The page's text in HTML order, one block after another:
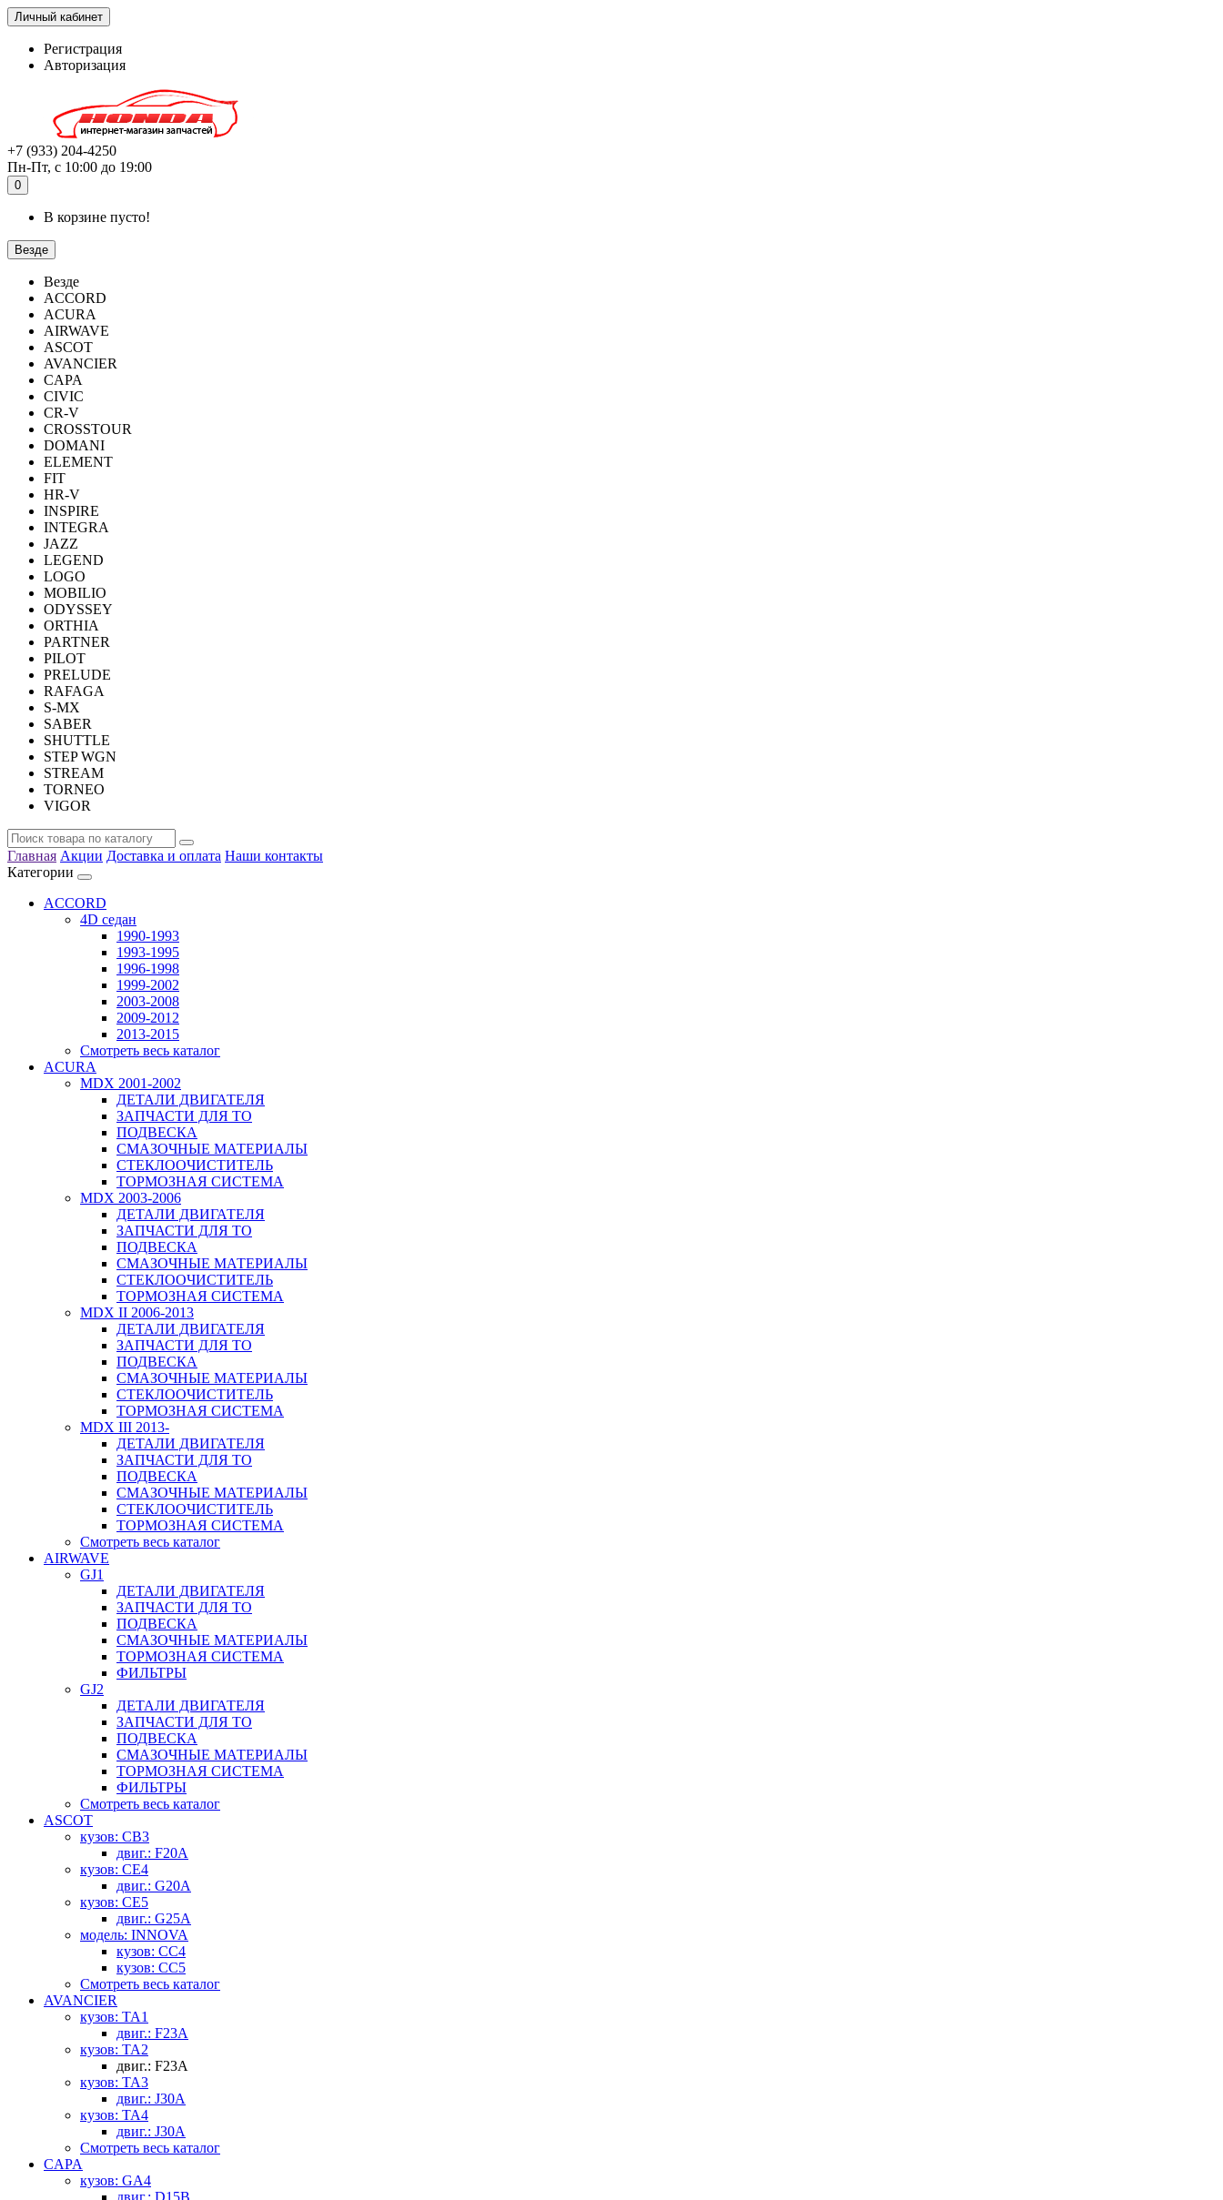
Личный кабинет
Регистрация
Авторизация
+7 (933) 204-4250
Пн-Пт, с 10:00 до 19:00
0
В корзине пусто!
Везде
Везде
ACCORD
ACURA
AIRWAVE
ASCOT
AVANCIER
CAPA
CIVIC
CR-V
CROSSTOUR
DOMANI
ELEMENT
FIT
HR-V
INSPIRE
INTEGRA
JAZZ
LEGEND
LOGO
MOBILIO
ODYSSEY
ORTHIA
PARTNER
PILOT
PRELUDE
RAFAGA
S-MX
SABER
SHUTTLE
STEP WGN
STREAM
TORNEO
VIGOR
Главная Акции Доставка и оплата Наши контакты
Категории
ACCORD
4D седан
1990-1993
1993-1995
1996-1998
1999-2002
2003-2008
2009-2012
2013-2015
Смотреть весь каталог
ACURA
MDX 2001-2002
ДЕТАЛИ ДВИГАТЕЛЯ
ЗАПЧАСТИ ДЛЯ ТО
ПОДВЕСКА
СМАЗОЧНЫЕ МАТЕРИАЛЫ
СТЕКЛООЧИСТИТЕЛЬ
ТОРМОЗНАЯ СИСТЕМА
MDX 2003-2006
ДЕТАЛИ ДВИГАТЕЛЯ
ЗАПЧАСТИ ДЛЯ ТО
ПОДВЕСКА
СМАЗОЧНЫЕ МАТЕРИАЛЫ
СТЕКЛООЧИСТИТЕЛЬ
ТОРМОЗНАЯ СИСТЕМА
MDX II 2006-2013
ДЕТАЛИ ДВИГАТЕЛЯ
ЗАПЧАСТИ ДЛЯ ТО
ПОДВЕСКА
СМАЗОЧНЫЕ МАТЕРИАЛЫ
СТЕКЛООЧИСТИТЕЛЬ
ТОРМОЗНАЯ СИСТЕМА
MDX III 2013-
ДЕТАЛИ ДВИГАТЕЛЯ
ЗАПЧАСТИ ДЛЯ ТО
ПОДВЕСКА
СМАЗОЧНЫЕ МАТЕРИАЛЫ
СТЕКЛООЧИСТИТЕЛЬ
ТОРМОЗНАЯ СИСТЕМА
Смотреть весь каталог
AIRWAVE
GJ1
ДЕТАЛИ ДВИГАТЕЛЯ
ЗАПЧАСТИ ДЛЯ ТО
ПОДВЕСКА
СМАЗОЧНЫЕ МАТЕРИАЛЫ
ТОРМОЗНАЯ СИСТЕМА
ФИЛЬТРЫ
GJ2
ДЕТАЛИ ДВИГАТЕЛЯ
ЗАПЧАСТИ ДЛЯ ТО
ПОДВЕСКА
СМАЗОЧНЫЕ МАТЕРИАЛЫ
ТОРМОЗНАЯ СИСТЕМА
ФИЛЬТРЫ
Смотреть весь каталог
ASCOT
кузов: CB3
двиг.: F20A
кузов: CE4
двиг.: G20A
кузов: CE5
двиг.: G25A
модель: INNOVA
кузов: CC4
кузов: CC5
Смотреть весь каталог
AVANCIER
кузов: TA1
двиг.: F23A
кузов: TA2
двиг.: F23A
кузов: TA3
двиг.: J30A
кузов: TA4
двиг.: J30A
Смотреть весь каталог
CAPA
кузов: GA4
двиг.: D15B